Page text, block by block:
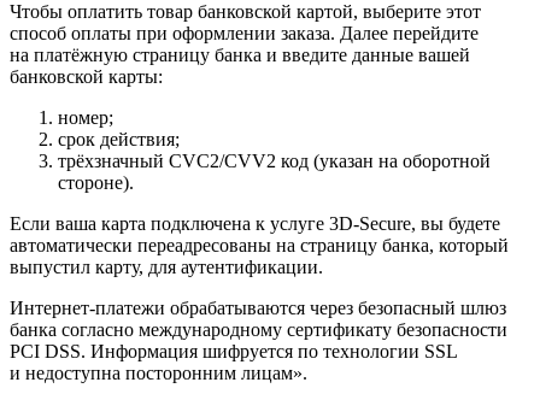
Чтобы оплатить товар банковской картой, выберите этот
способ оплаты при оформлении заказа. Далее перейдите
на платёжную страницу банка и введите данные вашей
банковской карты:
номер;
срок действия;
трёхзначный CVC2/CVV2 код (указан на оборотной
стороне).
Если ваша карта подключена к услуге 3D-Secure, вы будете
автоматически переадресованы на страницу банка, который
выпустил карту, для аутентификации.
Интернет-платежи обрабатываются через безопасный шлюз
банка согласно международному сертификату безопасности
PCI DSS. Информация шифруется по технологии SSL
и недоступна посторонним лицам».